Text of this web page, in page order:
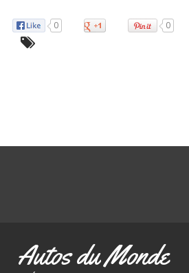
0 0
Autos du Monde